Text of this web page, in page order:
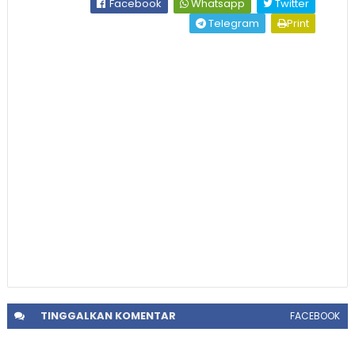
Facebook Whatsapp
Twitter
Telegram
Print
TINGGALKANKOMENTAR FACEBOOK